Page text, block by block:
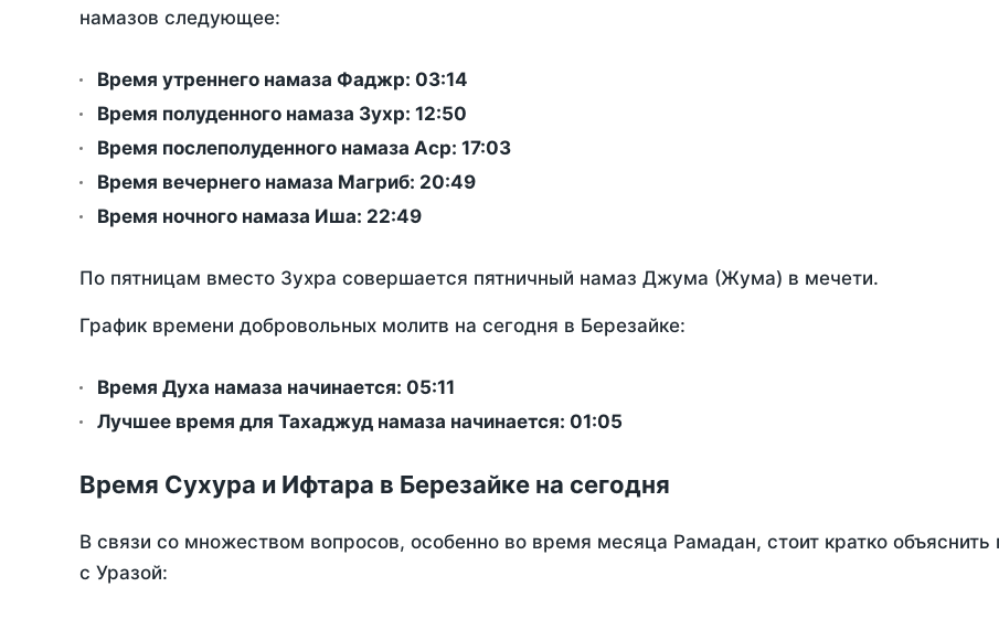
намазов следующее:
Время утреннего намаза Фаджр: 03:14
Время полуденного намаза Зухр: 12:50
Время послеполуденного намаза Аср: 17:03
Время вечернего намаза Магриб: 20:49
Время ночного намаза Иша: 22:49
По пятницам вместо Зухра совершается пятничный намаз Джума (Жума) в мечети.
График времени добровольных молитв на сегодня в Березайке:
Время Духа намаза начинается: 05:11
Лучшее время для Тахаджуд намаза начинается: 01:05
Время Сухура и Ифтара в Березайке на сегодня
В связи со множеством вопросов, особенно во время месяца Рамадан, стоит кратко
с Уразой: